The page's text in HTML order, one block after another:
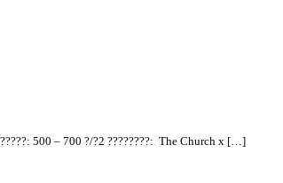
500 – 700 ?/?2 ????????: The Church x […]